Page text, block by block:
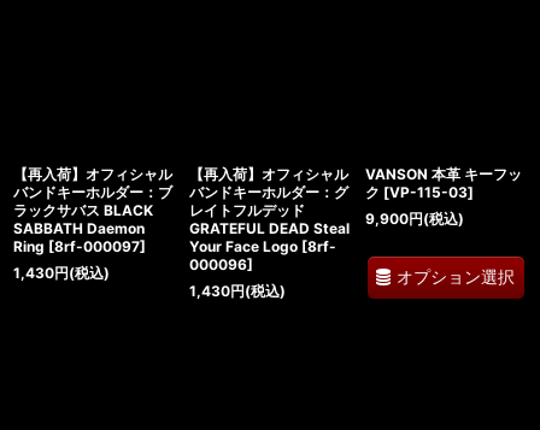
【再入荷】オフィシャル
バンドキーホルダー：ブ
ラックサバス BLACK
SABBATH Daemon
Ring [8rf-000097]
1,430円(税込)
【再入荷】オフィシャル
バンドキーホルダー：グ
レイトフルデッド
GRATEFUL DEAD Steal
Your Face Logo [8rf-
000096]
1,430円(税込)
VANSON 本革 キーフッ
ク [VP-115-03]
9,900円(税込)
オプション選択